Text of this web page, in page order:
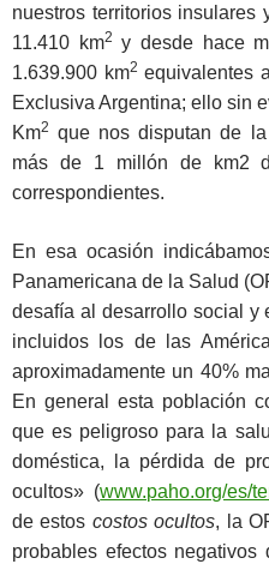
nuestros territorios insulares
11.410 km2 y desde hace
1.639.900 km2 equivalentes
Exclusiva Argentina; ello sin
Km2 que nos disputan de
más de 1 millón de km2
correspondientes.
En esa ocasión
Panamericana de la Salud
desafía al desarrollo social y
incluidos los de las
aproximadamente un 40%
En general esta población
que es peligroso para la
doméstica, la pérdida de
ocultos» (www.paho.org/es/
de estos costos ocultos, la
probables efectos